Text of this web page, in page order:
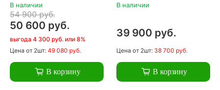
В наличии
54 900 руб.
50 600 руб.
выгода 4 300 руб. или 8%
Цена от 2шт: 49 080 руб.
В корзину
В наличии
39 900 руб.
Цена от 2шт: 38 700 руб.
В корзину